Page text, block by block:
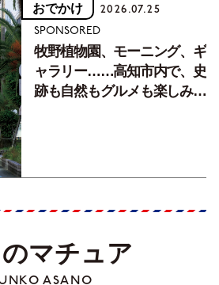
おでかけ 2026.07.25
SPONSORED
牧野植物園、モーニング、ギ
ャラリー……高知市内で、史
跡も自然もグルメも楽しみ尽
マチュア
ASANO